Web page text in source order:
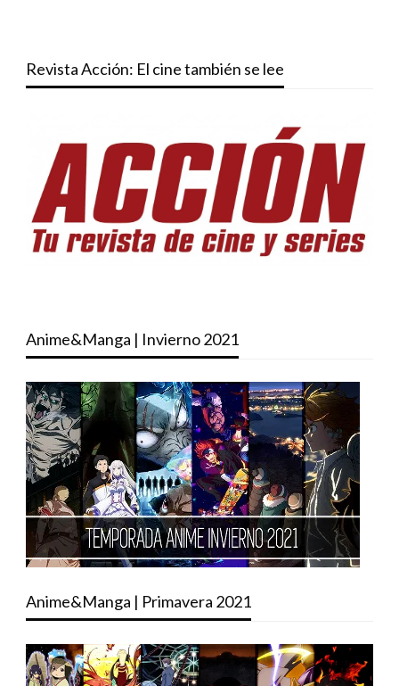
Revista Acción: El cine también se lee
Anime&Manga | Invierno 2021
Anime&Manga | Primavera 2021